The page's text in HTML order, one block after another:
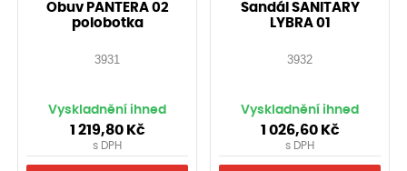
Obuv PANTERA 02
polobotka
3931
Vyskladnění ihned
1 219,80 Kč
s DPH
Sandál SANITARY
LYBRA 01
3932
Vyskladnění ihned
1 026,60 Kč
s DPH